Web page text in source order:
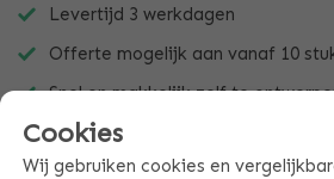
Levertijd 3 werkdagen
Offerte mogelijk aan vanaf 10
Snel en makkelijk zelf te
Cookies
Wij gebruiken cookies en